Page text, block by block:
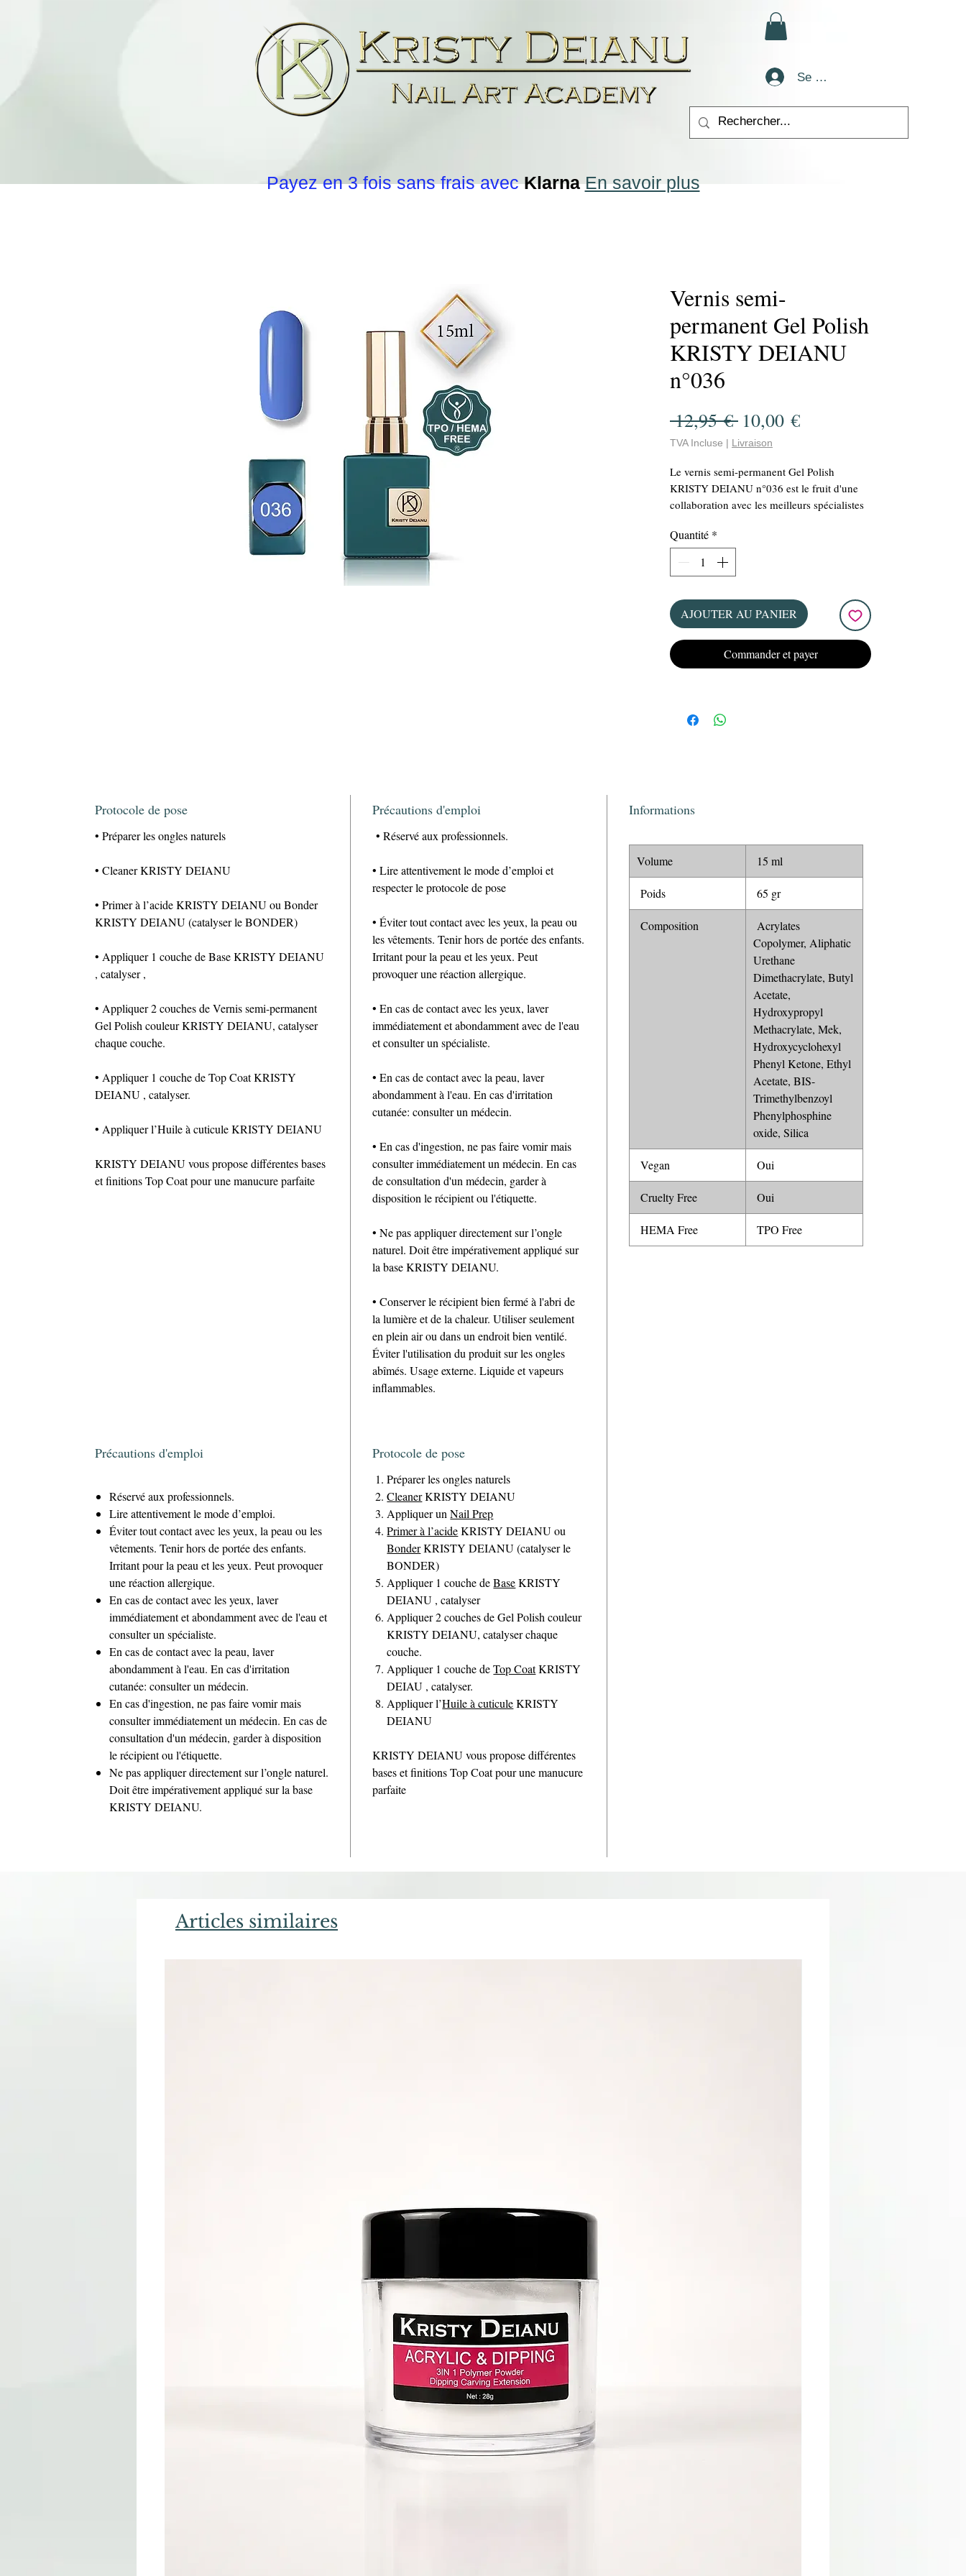
Se connecter
Vernis semi-
permanent Gel Polish
KRISTY DEIANU
n°036
12,95 € Prix
original
10,00 €Prix
TVA Incluse | Livraison
Le vernis semi-permanent Gel Polish
KRISTY DEIANU n°036 est le fruit d'une
collaboration avec les meilleurs spécialistes
vegan et offre une manucure parfaite grâce à
sa grande capacité de couvrance et sa
facilité d'application. Avec une bouteille de
imbattable!!! De plus, sa tenue longue durée
de plusieurs semaines vous assure une
manucure impeccable pour un bon moment.
Offrez à vos ongles un look impeccable et
durable avec le vernis semi-permanent Gel
Quantité *
AJOUTER AU PANIER
Commander et payer
Protocole de pose
• Préparer les ongles naturels
• Cleaner KRISTY DEIANU
• Primer à l’acide KRISTY DEIANU ou Bonder
KRISTY DEIANU (catalyser le BONDER)
• Appliquer 1 couche de Base KRISTY DEIANU
, catalyser ,
• Appliquer 2 couches de Vernis semi-permanent
Gel Polish couleur KRISTY DEIANU, catalyser
chaque couche.
• Appliquer 1 couche de Top Coat KRISTY
DEIANU , catalyser.
• Appliquer l’Huile à cuticule KRISTY DEIANU
KRISTY DEIANU vous propose différentes bases
et finitions Top Coat pour une manucure parfaite
Précautions d'emploi
• Réservé aux professionnels.
• Lire attentivement le mode d’emploi et
respecter le protocole de pose
• Éviter tout contact avec les yeux, la peau ou
les vêtements. Tenir hors de portée des enfants.
Irritant pour la peau et les yeux. Peut
provoquer une réaction allergique.
• En cas de contact avec les yeux, laver
immédiatement et abondamment avec de l'eau
et consulter un spécialiste.
• En cas de contact avec la peau, laver
abondamment à l'eau. En cas d'irritation
cutanée: consulter un médecin.
• En cas d'ingestion, ne pas faire vomir mais
consulter immédiatement un médecin. En cas
de consultation d'un médecin, garder à
disposition le récipient ou l'étiquette.
• Ne pas appliquer directement sur l’ongle
naturel. Doit être impérativement appliqué sur
la base KRISTY DEIANU.
• Conserver le récipient bien fermé à l'abri de
la lumière et de la chaleur. Utiliser seulement
en plein air ou dans un endroit bien ventilé.
Éviter l'utilisation du produit sur les ongles
abîmés. Usage externe. Liquide et vapeurs
inflammables.
Informations
Volume 15 ml
Poids 65 gr
Composition
Acrylates
Copolymer, Aliphatic
Urethane
Dimethacrylate, Butyl
Acetate,
Hydroxypropyl
Methacrylate, Mek,
Hydroxycyclohexyl
Phenyl Ketone, Ethyl
Acetate, BIS-
Trimethylbenzoyl
Phenylphosphine
oxide, Silica
Vegan Oui
Cruelty Free Oui
HEMA Free TPO Free
Précautions d'emploi
Réservé aux professionnels.
Lire attentivement le mode d’emploi.
Éviter tout contact avec les yeux, la peau ou les
vêtements. Tenir hors de portée des enfants.
Irritant pour la peau et les yeux. Peut provoquer
une réaction allergique.
En cas de contact avec les yeux, laver
immédiatement et abondamment avec de l'eau et
consulter un spécialiste.
En cas de contact avec la peau, laver
abondamment à l'eau. En cas d'irritation
cutanée: consulter un médecin.
En cas d'ingestion, ne pas faire vomir mais
consulter immédiatement un médecin. En cas de
consultation d'un médecin, garder à disposition
le récipient ou l'étiquette.
Ne pas appliquer directement sur l’ongle naturel.
Doit être impérativement appliqué sur la base
KRISTY DEIANU.
Protocole de pose
Préparer les ongles naturels
CleanerKRISTY DEIANU
Appliquer unNail Prep
Primer à l’acideKRISTY DEIANU ou
BonderKRISTY DEIANU (catalyser le
BONDER)
Appliquer 1 couche deBaseKRISTY
DEIANU , catalyser
Appliquer 2 couches de Gel Polish couleur
KRISTY DEIANU, catalyser chaque
couche.
Appliquer 1 couche deTop CoatKRISTY
DEIAU , catalyser.
Appliquer l’Huile à cuticuleKRISTY
DEIANU
KRISTY DEIANU vous propose différentes
bases et finitions Top Coat pour une manucure
parfaite
Payez en 3 fois sans frais avecKlarna En savoir plus
Articles similaires